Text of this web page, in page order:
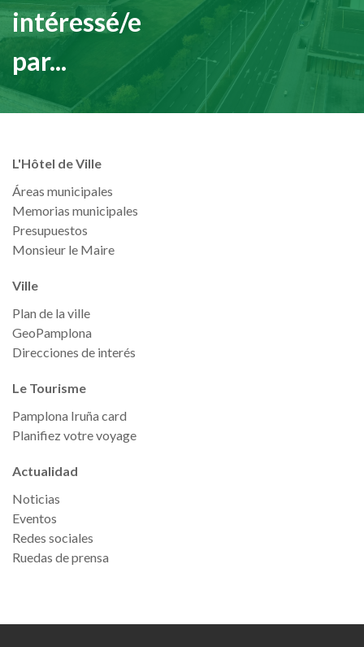
intéressé/e
par...
L'Hôtel de Ville
Áreas municipales
Memorias municipales
Presupuestos
Monsieur le Maire
Ville
Plan de la ville
GeoPamplona
Direcciones de interés
Le Tourisme
Pamplona Iruña card
Planifiez votre voyage
Actualidad
Noticias
Eventos
Redes sociales
Ruedas de prensa